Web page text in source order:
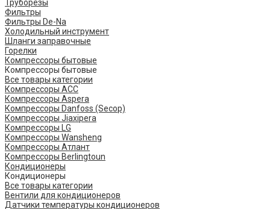
Труборезы
Фильтры
Фильтры De-Na
Холодильный инструмент
Шланги заправочные
Горелки
Компрессоры бытовые
Компрессоры бытовые
Все товары категории
Компрессоры ACC
Компрессоры Aspera
Компрессоры Danfoss (Secop)
Компрессоры Jiaxipera
Компрессоры LG
Компрессоры Wansheng
Компрессоры Атлант
Компрессоры Berlingtoun
Кондиционеры
Кондиционеры
Все товары категории
Вентили для кондиционеров
Датчики температуры кондиционеров